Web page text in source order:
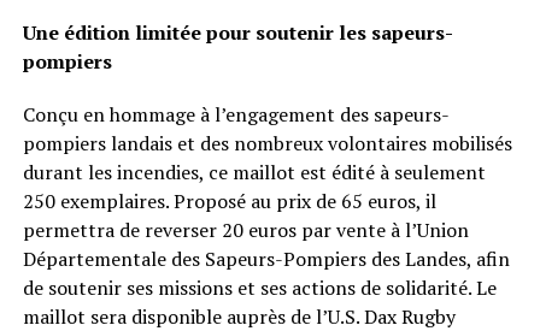
Une édition limitée pour soutenir les sapeurs-
pompiers
Conçu en hommage à l’engagement des sapeurs-
pompiers landais et des nombreux volontaires mobilisés
durant les incendies, ce maillot est édité à seulement
250 exemplaires. Proposé au prix de 65 euros, il
permettra de reverser 20 euros par vente à l’Union
Départementale des Sapeurs-Pompiers des Landes, afin
de soutenir ses missions et ses actions de solidarité. Le
maillot sera disponible auprès de l’U.S. Dax Rugby